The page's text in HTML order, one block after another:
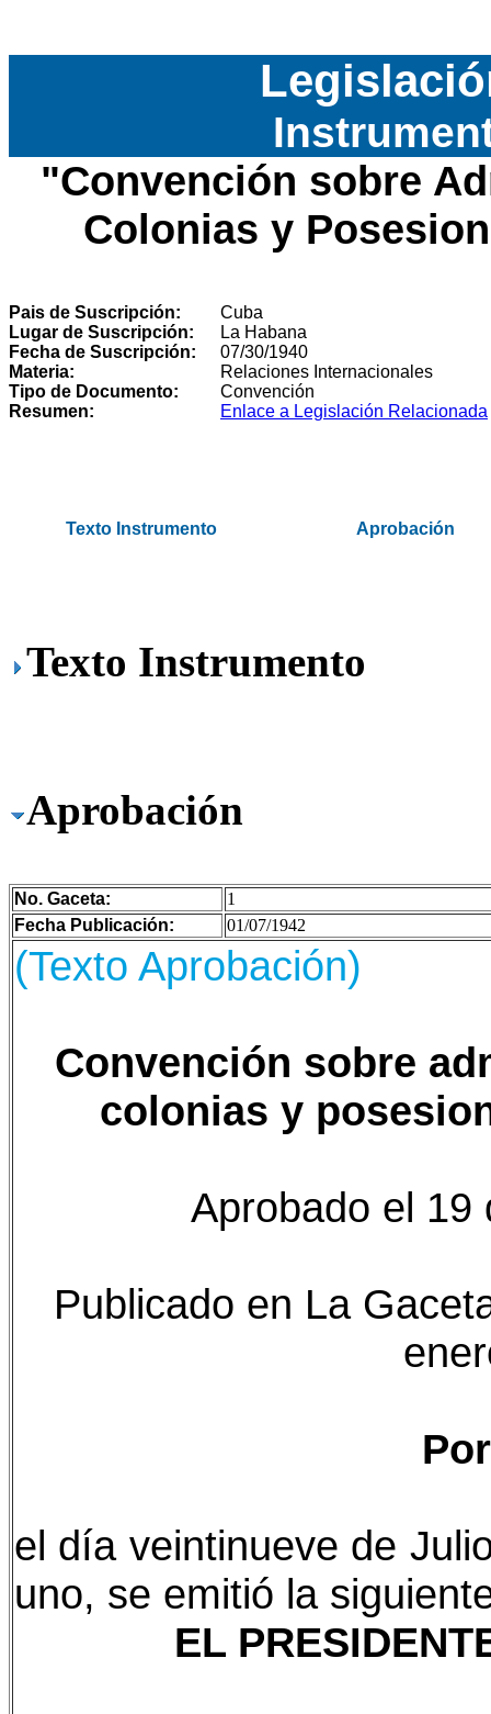
"Convención sobre
Colonias y
Pais de Suscripción:
Cuba
Lugar de Suscripción:
La Habana
Fecha de Suscripción:
07/30/1940
Materia:
Relaciones Internacionales
Tipo de Documento:
Convención
Resumen:
Enlace a Legislación Relacionada
Texto Instrumento Aprobación
Texto Instrumento
Aprobación
No. Gaceta:
1
Fecha Publicación:
01/07/1942
(Texto Aprobación)
Convención sobre
colonias y
Aprobado el 19
Publicado en La
el día veintinueve de
uno, se emitió la
EL